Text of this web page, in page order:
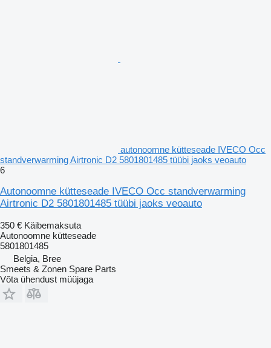
autonoomne kütteseade IVECO Occ
standverwarming Airtronic D2 5801801485 tüübi jaoks veoauto
6
Autonoomne kütteseade IVECO Occ standverwarming
Airtronic D2 5801801485 tüübi jaoks veoauto
350 € Käibemaksuta
Autonoomne kütteseade
5801801485
Belgia, Bree
Smeets & Zonen Spare Parts
Võta ühendust müüjaga